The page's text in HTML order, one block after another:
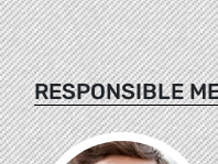
RESPONSIBLE